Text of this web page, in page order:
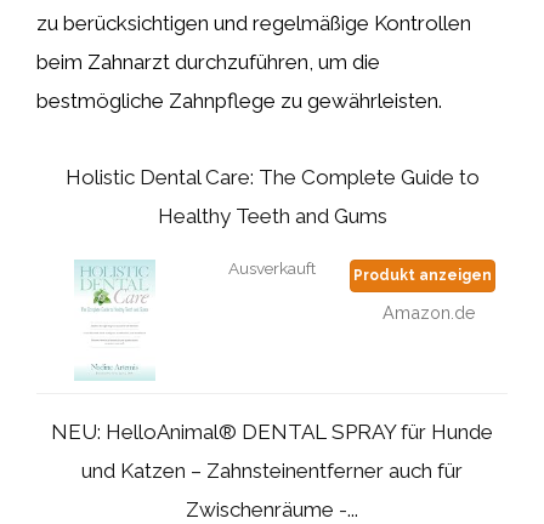
zu berücksichtigen und regelmäßige Kontrollen
beim Zahnarzt durchzuführen, um die
bestmögliche Zahnpflege zu gewährleisten.
Holistic Dental Care: The Complete Guide to
Healthy Teeth and Gums
Ausverkauft Produkt anzeigen
Amazon.de
NEU: HelloAnimal® DENTAL SPRAY für Hunde
und Katzen – Zahnsteinentferner auch für
Zwischenräume -...